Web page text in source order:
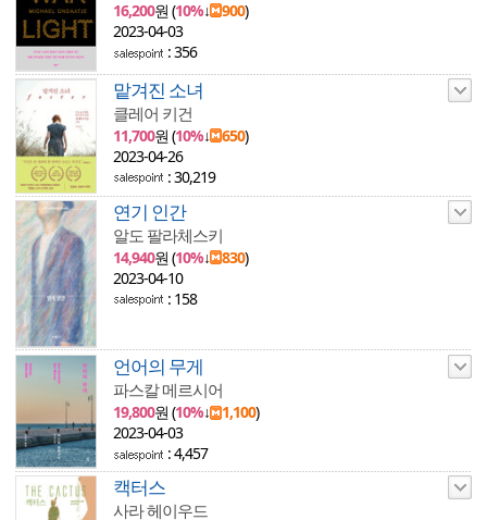
16,200원 (10%↓ 900)
2023-04-03
: 356
맡겨진 소녀
클레어 키건
11,700원 (10%↓ 650)
2023-04-26
: 30,219
연기 인간
알도 팔라체스키
14,940원 (10%↓ 830)
2023-04-10
: 158
언어의 무게
파스칼 메르시어
19,800원 (10%↓ 1,100)
2023-04-03
: 4,457
캑터스
사라 헤이우드